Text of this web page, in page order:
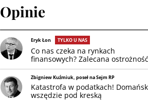
Opinie
Eryk Łon TYLKO U NAS
Co nas czeka na rynkach
finansowych? Zalecana ostrożność
Zbigniew Kuźmiuk, poseł na Sejm RP
Katastrofa w podatkach!
wszędzie pod kreską